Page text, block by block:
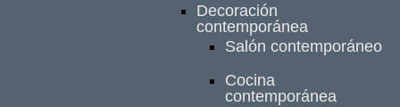
Decoración
contemporánea
Salón contemporáneo
Cocina
contemporánea